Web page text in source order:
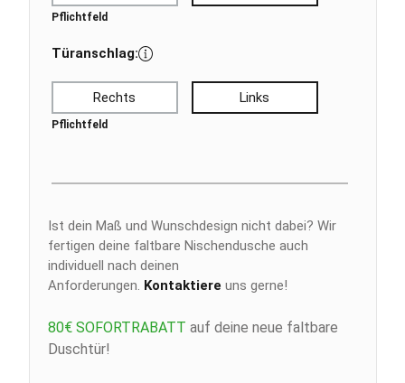
Pflichtfeld
Türanschlag:
Rechts Links
Pflichtfeld
Ist dein Maß und Wunschdesign nicht dabei? Wir
fertigen deine faltbare Nischendusche auch
individuell nach deinen
Anforderungen. Kontaktiere uns gerne!
80€ SOFORTRABATT auf deine neue faltbare
Duschtür!